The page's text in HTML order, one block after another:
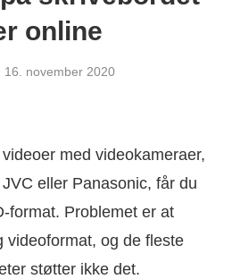
online
16. november 2020
med videokameraer,
eller Panasonic, får du
format. Problemet er at
videoformat, og de fleste
støtter ikke det.